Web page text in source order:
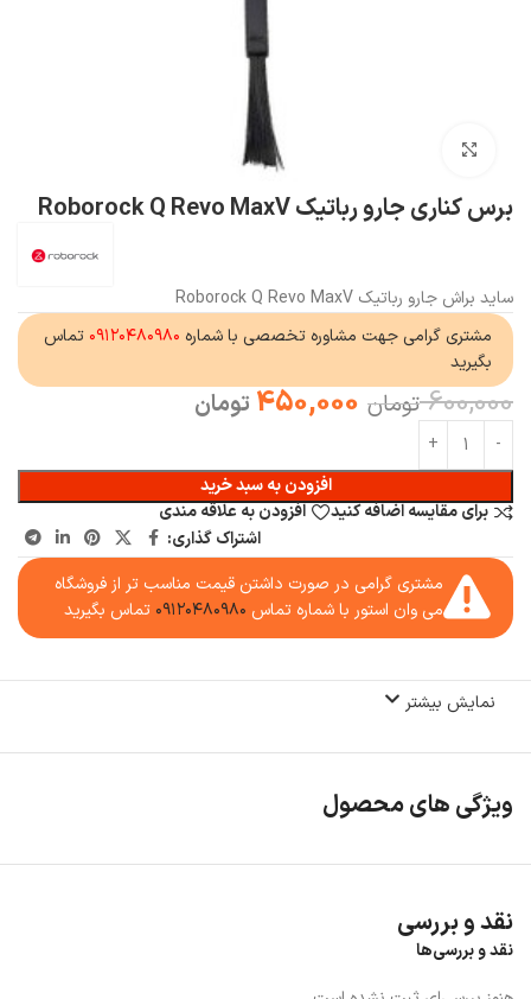
برس کناری جارو رباتیک Roborock Q Revo MaxV
ساید براش جارو رباتیک Roborock Q Revo MaxV
مشتری گرامی جهت مشاوره تخصصی با شماره ۰۹۱۲۰۴۸۰۹۸۰ تماس
بگیرید
600,000 تومان 450,000 تومان
افزودن به سبد خرید
برای مقایسه اضافه کنید
افزودن به علاقه مندی
اشتراک گذاری:
مشتری گرامی در صورت داشتن قیمت مناسب تر از فروشگاه
می وان استور با شماره تماس ۰۹۱۲۰۴۸۰۹۸۰ تماس بگیرید
نمایش بیشتر
ویژگی های محصول
نقد و بررسی
نقد و بررسی‌ها